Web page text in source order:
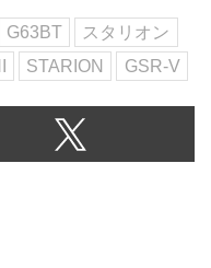
G63BT
スタリオン
STARION GSR-V